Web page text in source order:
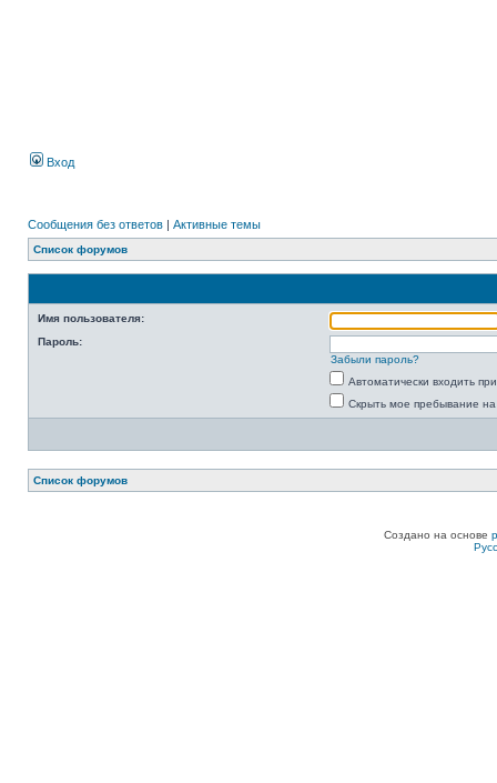
Вход
Сообщения без ответов | Активные темы
Список форумов
Имя пользователя:
Пароль:
Забыли пароль?
Автоматически входить
Скрыть мое пребывание
Список форумов
Создано на основе